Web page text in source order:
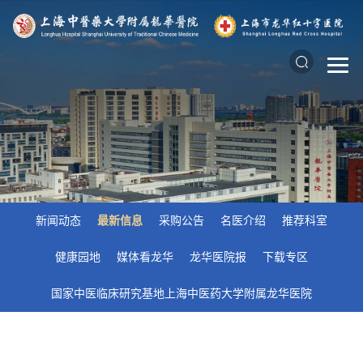
新闻动态 最新信息 采购公告 名医介绍 推荐科室
健康园地 媒体看龙华 龙华医院报 下载专区
国家中医临床研究基地上海中医药大学附属龙华医院